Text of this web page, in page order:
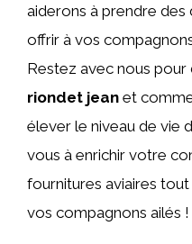
aiderons à prendre
offrir à vos
Restez avec nous
riondet jean et
élever le niveau de vie
vous à enrichir votre
fournitures aviaires
vos compagnons ailés !